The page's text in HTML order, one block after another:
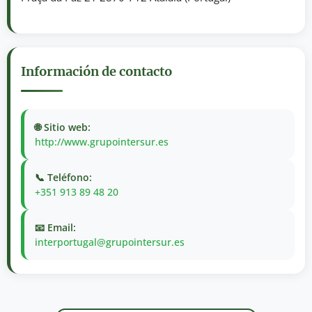
Información de contacto
🌐 Sitio web:
http://www.grupointersur.es
📞 Teléfono:
+351 913 89 48 20
📧 Email:
interportugal@grupointersur.es